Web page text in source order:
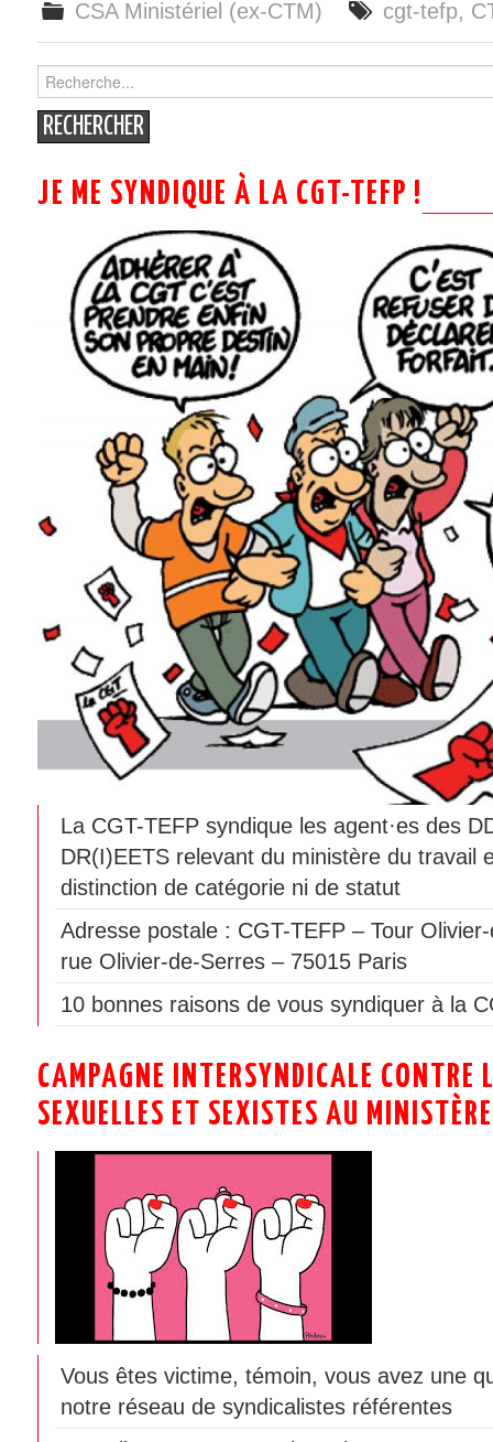
CSA Ministériel (ex-CTM) cgt-tefp,
Search
for:
JE ME SYNDIQUE À LA CGT-TEFP !
La CGT-TEFP syndique les agent·es des
DR(I)EETS relevant du ministère du travail
distinction de catégorie ni de statut
Adresse postale : CGT-TEFP – Tour
rue Olivier-de-Serres – 75015 Paris
10 bonnes raisons de vous syndiquer à la
CAMPAGNE INTERSYNDICALE CONTRE
SEXUELLES ET SEXISTES AU MINISTÈRE
Vous êtes victime, témoin, vous avez une
notre réseau de syndicalistes référentes